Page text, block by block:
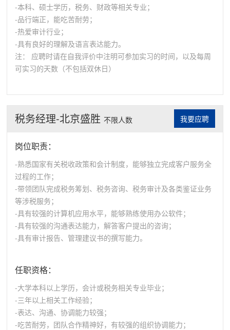
-本科、硕士学历，税务、财政等相关专业；
-品行端正，能吃苦耐劳；
-热爱审计行业；
-具有良好的理解及语言表达能力。
注： 应聘时请在自我评价中注明可参加实习的时间，以及每周
可实习的天数（不包括双休日）
税务经理-北京盛胜 不限人数 我要应聘
岗位职责：
-熟悉国家有关税收政策和会计制度，能够独立完成客户服务全
过程的工作；
-带领团队完成税务筹划、税务咨询、税务审计及各类鉴证业务
等涉税服务；
-具有较强的计算机应用水平，能够熟练使用办公软件；
-具有较强的沟通表达能力，解答客户提出的咨询；
-具有审计报告、管理建议书的撰写能力。
任职资格：
-大学本科以上学历，会计或税务相关专业毕业；
-三年以上相关工作经验；
-表达、沟通、协调能力较强；
-吃苦耐劳，团队合作精神好，有较强的组织协调能力；